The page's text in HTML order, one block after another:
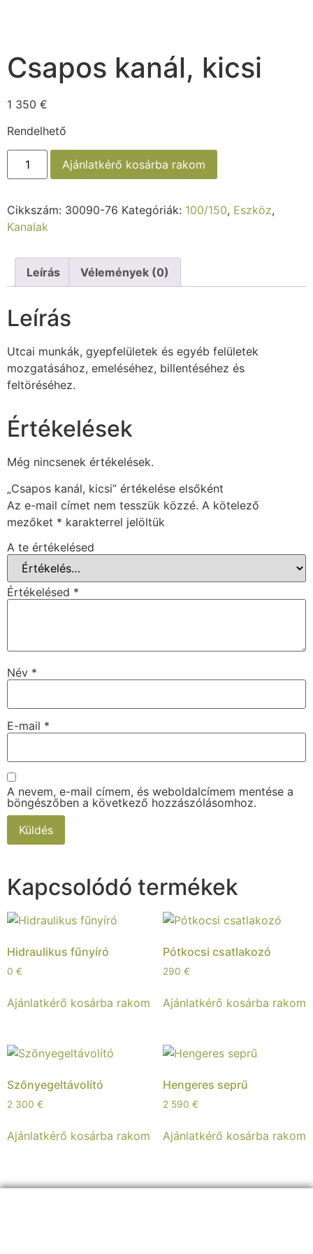
Csapos kanál, kicsi
1 350 €
Rendelhető
Ajánlatkérő kosárba rakom
Cikkszám: 30090-76 Kategóriák: 100/150, Eszköz,
Kanalak
Leírás Vélemények (0)
Leírás
Utcai munkák, gyepfelületek és egyéb felületek
mozgatásához, emeléséhez, billentéséhez és
feltöréséhez.
Értékelések
Még nincsenek értékelések.
„Csapos kanál, kicsi” értékelése elsőként
Az e-mail címet nem tesszük közzé. A kötelező
mezőket * karakterrel jelöltük
A te értékelésed
Értékelésed *
Név *
E-mail *
A nevem, e-mail címem, és weboldalcímem mentése a
böngészőben a következő hozzászólásomhoz.
Kapcsolódó termékek
Hidraulikus fűnyíró
0 €
Ajánlatkérő kosárba rakom
Pótkocsi csatlakozó
290 €
Ajánlatkérő kosárba rakom
Szőnyegeltávolító
2 300 €
Ajánlatkérő kosárba rakom
Hengeres seprű
2 590 €
Ajánlatkérő kosárba rakom